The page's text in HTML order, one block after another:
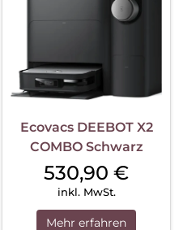
Ecovacs DEEBOT X2
COMBO Schwarz
530,90 €
inkl. MwSt.
Mehr erfahren